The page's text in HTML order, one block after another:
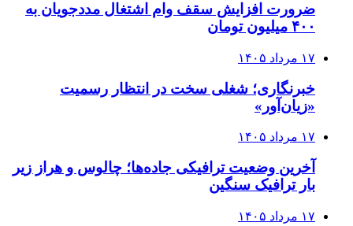
ضرورت افزایش سقف وام اشتغال مددجویان به
۴۰۰ میلیون تومان
۱۷ مرداد ۱۴۰۵
خبرنگاری؛ شغلی سخت در انتظار رسمیت
«زیان‌آور»
۱۷ مرداد ۱۴۰۵
آخرین وضعیت ترافیکی جاده‌ها؛ چالوس و هراز زیر
بار ترافیک سنگین
۱۷ مرداد ۱۴۰۵